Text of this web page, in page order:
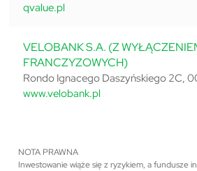
qvalue.pl
VELOBANK S.A. (Z
FRANCZYZOWYCH)
Rondo Ignacego Daszyńskiego 2C,
www.velobank.pl
NOTA PRAWNA
Inwestowanie wiąże się z ryzykiem, a fundusze